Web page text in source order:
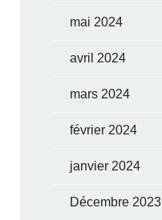
mai 2024
avril 2024
mars 2024
février 2024
janvier 2024
Décembre 2023